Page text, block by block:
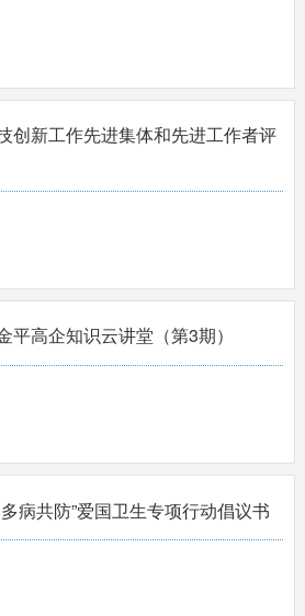
创新工作先进集体和先进工作者评
平高企知识云讲堂（第3期）
病共防”爱国卫生专项行动倡议书